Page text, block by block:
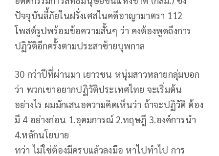
ปัจจุบันลี้ภัยในฝรั่งเศสในคดีอาญามาตรา 112
โพสต์รูปพร้อมข้อความสั้นๆ ว่า คงต้องพูดถึงการ
ปฏิวัติอีกครั้งตามประสาซ้ายบุพกาล
30 กว่าปีที่ผ่านมา เยาวชน หนุ่มสาวหลายกลุ่มบอก
ว่า พวกเขาอยากปฏิวัติประเทศไทย จะเริ่มต้น
อย่างไร ผมมักเสนอความคิดเห็นว่า ถ้าจะปฏิวัติ ต้อง
มี 4 อย่างก่อน 1.อุดมการณ์ 2.ทฤษฎี 3.องค์การนำ
4.หลักนโยบาย
ทว่า ไม่ใช่ต้องมีครบแล้วลงมือ หาไปทำไป การ